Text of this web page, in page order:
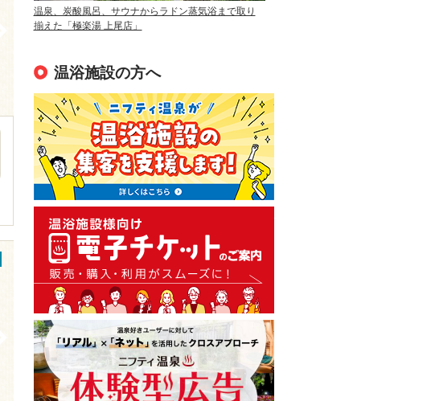
温泉、炭酸風呂、サウナからラドン蒸気浴まで取り
揃えた「極楽湯 上尾店」
温浴施設の方へ
ニフティ温泉を使って手軽に